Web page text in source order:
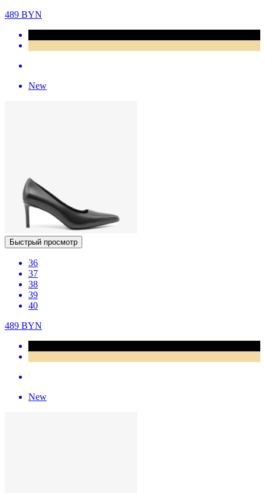
489 BYN
New
Быстрый просмотр
36
37
38
39
40
489 BYN
New